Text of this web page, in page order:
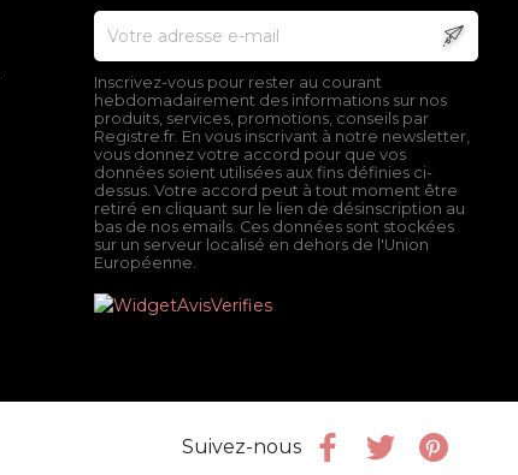
Inscrivez-vous pour rester au courant
hebdomadairement des informations sur nos
produits, services, promotions, conseils par
Registre.fr. En vous inscrivant à notre newsletter,
vous donnez votre accord pour que vos
données soient utilisées aux fins définies ci-
dessus. Votre accord peut à tout moment être
retiré en cliquant sur le lien de désinscription au
bas de nos emails. Ces données sont stockées
sur un serveur localisé en dehors de l'Union
Européenne.
Suivez-nous FacebookTwitter